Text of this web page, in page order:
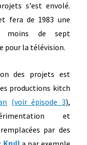
s'est envolé.
fera de 1983 une
moins de sept
pour la télévision.
des projets est
productions kitch
(voir épisode 3),
et
par des